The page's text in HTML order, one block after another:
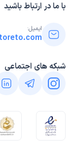
با ما در ارتباط باشید
ایمیل:
شبکه های اجتماعی